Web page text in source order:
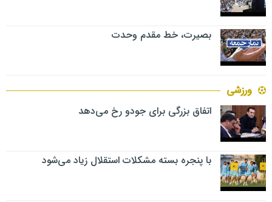
بصیرت، خط مقدم وحدت
ورزشی
اتفاق بزرگی برای جودو رخ می‌دهد
با پنجره بسته مشکلات استقلال زیاد می‌شود